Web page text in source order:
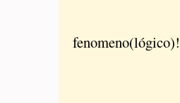
fenomeno(lógico)!